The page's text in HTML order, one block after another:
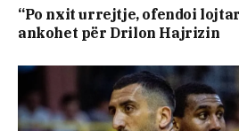
“Po nxit urrejtje, ofendoi
ankohet për Drilon Hajrizin